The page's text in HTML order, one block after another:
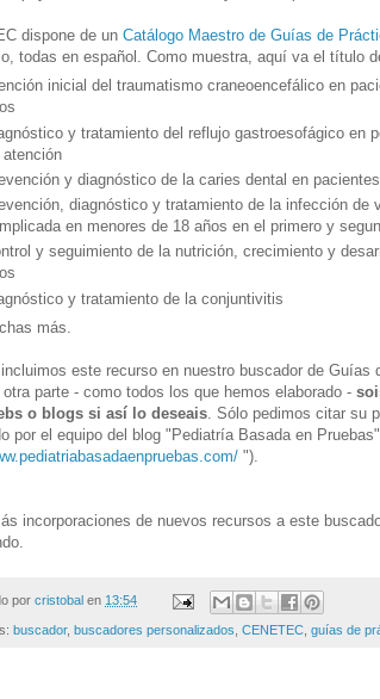
dispone de un Catálogo Maestro de Guías de
todas en español. Como muestra, aquí va el título
inicial del traumatismo craneoencefálico en
y tratamiento del reflujo gastroesofágico en
atención
y diagnóstico de la caries dental en
diagnóstico y tratamiento de la infección de
en menores de 18 años en el primero y
y seguimiento de la nutrición, crecimiento y
y tratamiento de la conjuntivitis
más.
este recurso en nuestro buscador de Guías
parte - como todos los que hemos elaborado -
o blogs si así lo deseais. Sólo pedimos citar su
por el equipo del blog "Pediatría Basada en Pruebas"
").
incorporaciones de nuevos recursos a este
por cristobal en 13:54
buscador, buscadores personalizados CENETEC guías de